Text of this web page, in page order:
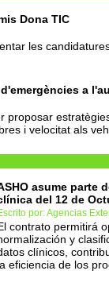
Dona TIC
les
a
proposar
i velocitat als
asume parte
del 12 de
por: Agencias
contrato permitirá
y
clínicos,
eficiencia de los